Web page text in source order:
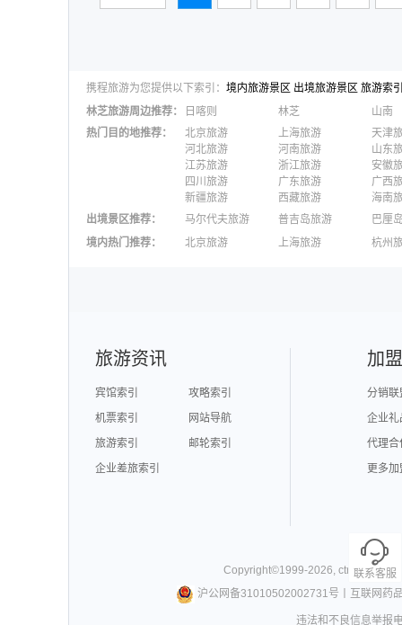
携程旅游为您提供以下索引： 境内旅游景区 出境旅游景区 旅游索
林芝旅游周边推荐： 日喀则 林芝
山南
热门目的地推荐： 北京旅游 上海旅游
天津
河北旅游
河南旅游
山东
江苏旅游
浙江旅游
安徽
四川旅游
广东旅游
广西
新疆旅游
西藏旅游
海南
出境景区推荐： 马尔代夫旅游 普吉岛旅游
巴厘
澳大利亚旅游
毛里求斯旅游
苏梅
境内热门推荐： 北京旅游 上海旅游
杭州
联系客服
旅游资讯
宾馆索引
攻略索引
机票索引
网站导航
旅游索引
邮轮索引
企业差旅索引
加
分销联
企业礼
代理合
更多
Copyright©1999-2026, ctrip.com.
沪公网备31010502002731号
互联网药
违法和不良信息举报